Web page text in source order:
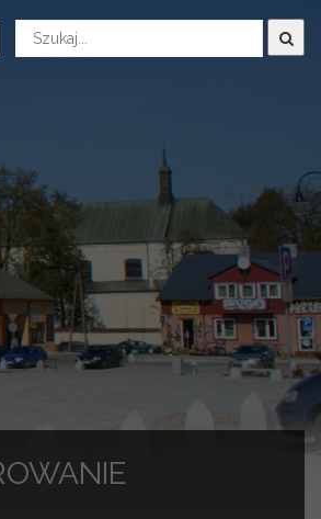
Wyszukaj